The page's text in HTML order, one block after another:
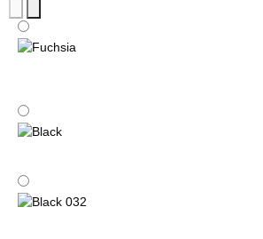
Fuchsia
Black